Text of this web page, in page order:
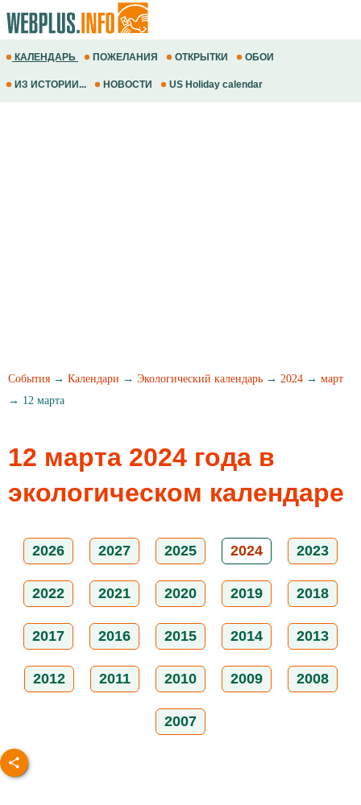
КАЛЕНДАРЬ ПОЖЕЛАНИЯ ОТКРЫТКИ ОБОИ
ИЗ ИСТОРИИ... НОВОСТИ US Holiday calendar
События → Календари → Экологический календарь → 2024 → март
→ 12 марта
12 марта 2024 года в
экологическом календаре
2026 2027 2025 2024 2023
2022 2021 2020 2019 2018
2017 2016 2015 2014 2013
2012 2011 2010 2009 2008
2007